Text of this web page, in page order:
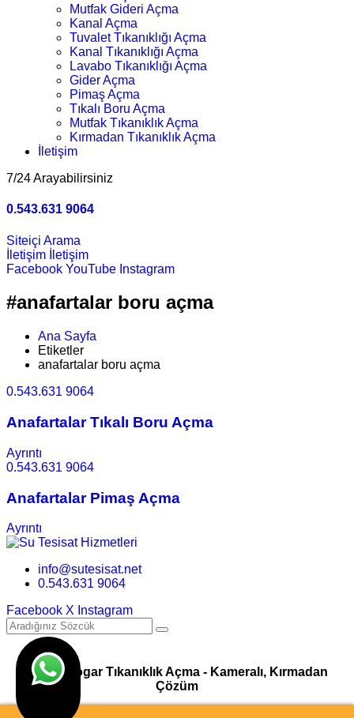
Mutfak Gideri Açma
Kanal Açma
Tuvalet Tıkanıklığı Açma
Kanal Tıkanıklığı Açma
Lavabo Tıkanıklığı Açma
Gider Açma
Pimaş Açma
Tıkalı Boru Açma
Mutfak Tıkanıklık Açma
Kırmadan Tıkanıklık Açma
İletişim
7/24 Arayabilirsiniz
0.543.631 9064
Siteiçi Arama
İletişim
İletişim
Facebook YouTube Instagram
#anafartalar boru açma
Ana Sayfa
Etiketler
anafartalar boru açma
0.543.631 9064
Anafartalar Tıkalı Boru Açma
Ayrıntı
0.543.631 9064
Anafartalar Pimaş Açma
Ayrıntı
info@sutesisat.net
0.543.631 9064
Facebook X Instagram
Pimaş Logar Tıkanıklık Açma - Kameralı, Kırmadan
Çözüm